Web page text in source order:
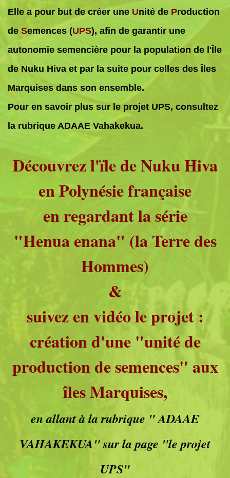
Elle a pour but de créer une Unité de Production
de Semences (UPS), afin de garantir une
autonomie semencière pour la population de l'Île
de Nuku Hiva et par la suite pour celles des Îles
Marquises dans son ensemble.
Pour en savoir plus sur le projet UPS, consultez
la rubrique ADAAE Vahakekua.
Découvrez l'ïle de Nuku Hiva
en Polynésie française
en regardant la série
"Henua enana" (la Terre des
Hommes)
&
suivez en vidéo le projet :
création d'une "unité de
production de semences" aux
îles Marquises,
en allant à la rubrique " ADAAE
VAHAKEKUA" sur la page "le projet
UPS"